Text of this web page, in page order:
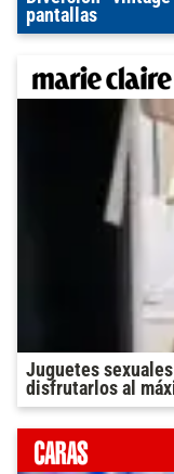
pantallas
Juguetes
disfrutarlos al